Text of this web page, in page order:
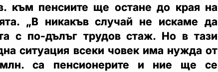
към пенсиите ще остане до края на
„В никакъв случай не искаме да
с по-дълъг трудов стаж. Но в тази
ситуация всеки човек има нужда от
са пенсионерите и ние ще се